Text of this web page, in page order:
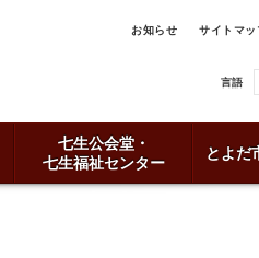
お知らせ サイトマッ
言語
七生公会堂・
七生福祉センター
とよだ